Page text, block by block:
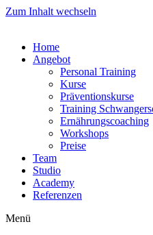
Zum Inhalt wechseln
Home
Angebot
Personal Training
Kurse
Präventionskurse
Training
Ernährungscoaching
Workshops
Preise
Team
Studio
Academy
Referenzen
Menü